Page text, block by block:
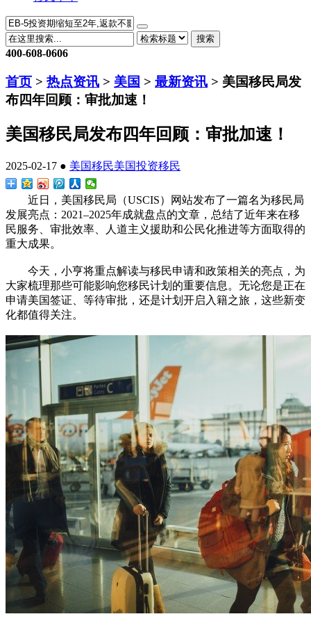
搜索
400-608-0606
首页 > 热点资讯 > 美国 > 最新资讯 > 美国移民局发
布四年回顾：审批加速！
美国移民局发布四年回顾：审批加速！
2025-02-17 ● 美国移民美国投资移民
近日，美国移民局（USCIS）网站发布了一篇名为移民局
发展亮点：2021–2025年成就盘点的文章，总结了近年来在移
民服务、审批效率、人道主义援助和公民化推进等方面取得的
重大成果。
今天，小亨将重点解读与移民申请和政策相关的亮点，为
大家梳理那些可能影响您移民计划的重要信息。无论您是正在
申请美国签证、等待审批，还是计划开启入籍之旅，这些新变
化都值得关注。